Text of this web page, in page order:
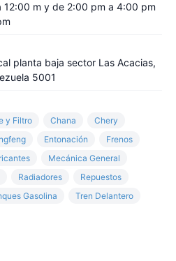
12:00 m y de 2:00 pm a 4:00 pm
planta baja sector Las Acacias,
5001
y Filtro Chana
Chery
Entonación
Frenos
Mecánica General
Radiadores
Repuestos
Gasolina
Tren Delantero